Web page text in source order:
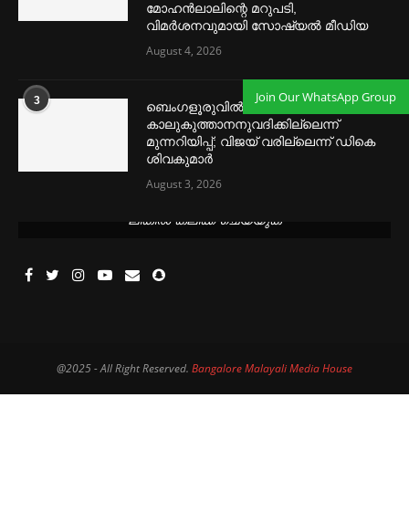
മോഹൻലാലിന്റെ മറുപടി,
വിമര്‍ശനവുമായി സോഷ്യല്‍ മീഡിയ
August 4, 2026
3
ബെംഗളൂരുവില്‍
കാലുകുത്താനനുവദിക്കില്ലെന്ന്
മുന്നറിയിപ്പ്; വിജയ് വരില്ലെന്ന് ഡികെ
ശിവകുമാര്‍
August 3, 2026
ലിങ്കിൽ ക്ലിക്ക് ചെയ്യുക
@2025 - All Right Reserved. Bangalore Malayali Media House
Join Our WhatsApp Group